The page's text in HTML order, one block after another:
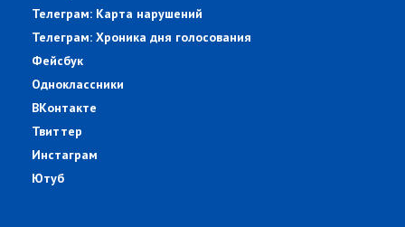
Телеграм: Карта нарушений
Телеграм: Хроника дня голосования
Фейсбук
Одноклассники
ВКонтакте
Твиттер
Инстаграм
Ютуб